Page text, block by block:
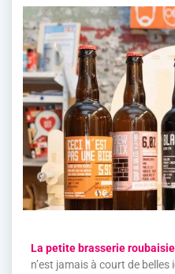
La petite brasserie
n’est jamais à court de